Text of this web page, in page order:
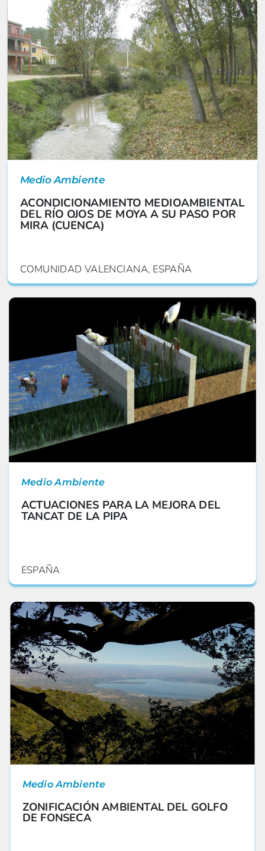
Medio Ambiente
ACONDICIONAMIENTO MEDIOAMBIENTAL
DEL RÍO OJOS DE MOYA A SU PASO POR
MIRA (CUENCA)
COMUNIDAD VALENCIANA, ESPAÑA
Medio Ambiente
ACTUACIONES PARA LA MEJORA DEL
TANCAT DE LA PIPA
ESPAÑA
Medio Ambiente
ZONIFICACIÓN AMBIENTAL DEL GOLFO
DE FONSECA